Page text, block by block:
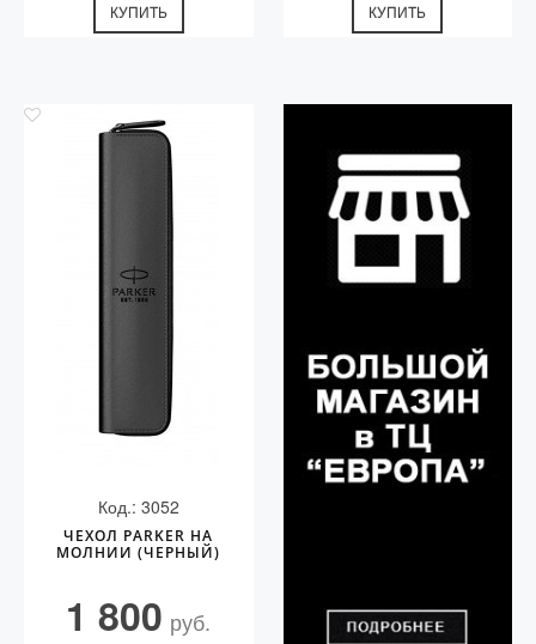
КУПИТЬ КУПИТЬ
Код.: 3052
ЧЕХОЛ PARKER НА
МОЛНИИ (ЧЕРНЫЙ)
1 800 руб.